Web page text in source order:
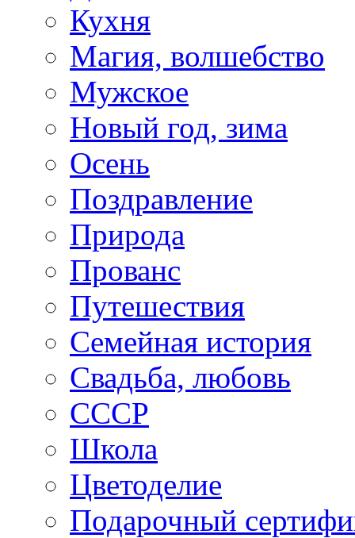
Кухня
Магия, волшебство
Мужское
Новый год, зима
Осень
Поздравление
Природа
Прованс
Путешествия
Семейная история
Свадьба, любовь
СССР
Школа
Цветоделие
Подарочный